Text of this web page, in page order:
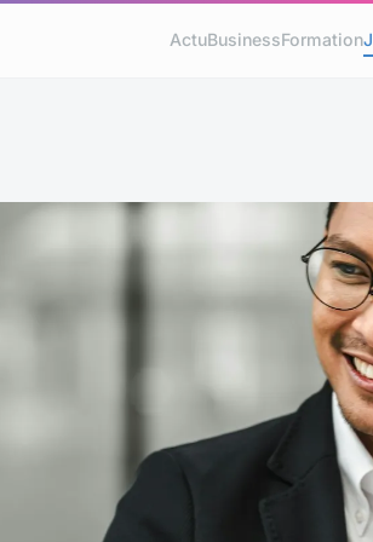
ActuBusinessFormation